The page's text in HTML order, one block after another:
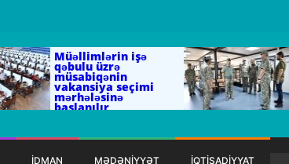
Müəllimlərin işə
qəbulu üzrə
müsabiqənin
vakansiya seçimi
mərhələsinə
başlanılır
İDMAN MƏDƏNİYYƏT İQTİSADİYYAT